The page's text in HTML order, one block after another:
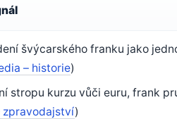
švýcarského franku jako
– historie)
stropu kurzu vůči euru, frank
zpravodajství)